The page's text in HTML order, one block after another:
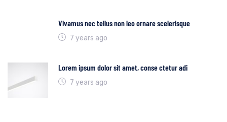
Vivamus nec tellus non leo ornare scelerisque
7 years ago
Lorem ipsum dolor sit amet, conse ctetur adi
7 years ago